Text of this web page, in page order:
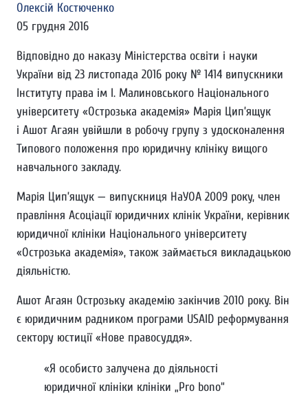
Олексій Костюченко
05 грудня 2016
Відповідно до наказу Міністерства освіти і науки
України від 23 листопада 2016 року № 1414 випускники
Інституту права ім І. Малиновського Національного
університету «Острозька академія» Марія Цип’ящук
і Ашот Агаян увійшли в робочу групу з удосконалення
Типового положення про юридичну клініку вищого
навчального закладу.
Марія Цип’ящук — випускниця НаУОА 2009 року, член
правління Асоціації юридичних клінік України, керівник
юридичної клініки Національного університету
«Острозька академія», також займається викладацькою
діяльністю.
Ашот Агаян Острозьку академію закінчив 2010 року. Він
є юридичним радником програми USAID реформування
сектору юстиції «Нове правосуддя».
«Я особисто залучена до діяльності
юридичної клініки клініки „Pro bono“